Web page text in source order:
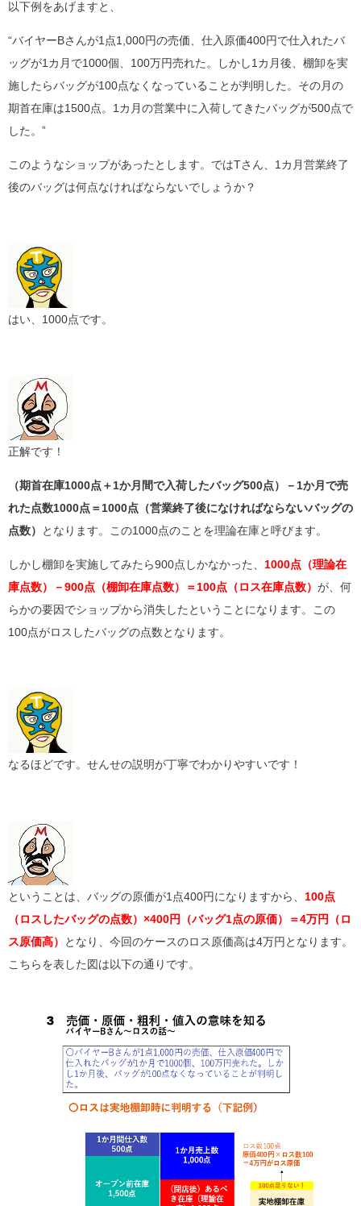
以下例をあげますと、
“バイヤーBさんが1点1,000円の売価、仕入原価400円で仕入れたバ
ッグが1カ月で1000個、100万円売れた。しかし1カ月後、棚卸を実
施したらバッグが100点なくなっていることが判明した。その月の
期首在庫は1500点。1カ月の営業中に入荷してきたバッグが500点で
した。”
このようなショップがあったとします。ではTさん、1カ月営業終了
後のバッグは何点なければならないでしょうか？
はい、1000点です。
正解です！
（期首在庫1000点＋1か月間で入荷したバッグ500点）－1か月で売
れた点数1000点＝1000点（営業終了後になければならないバッグの
点数）
となります。この1000点のことを理論在庫と呼びます。
しかし棚卸を実施してみたら900点しかなかった、 1000点（理論在
庫点数）－900点（棚卸在庫点数）＝100点（ロス在庫点数） が、何
らかの要因でショップから消失したということになります。この
100点がロスしたバッグの点数となります。
なるほどです。せんせの説明が丁寧でわかりやすいです！
ということは、バッグの原価が1点400円になりますから、 100点
（ロスしたバッグの点数）×400円（バッグ1点の原価）＝4万円（ロ
ス原価高）
となり、今回のケースのロス原価高は4万円となります。
こちらを表した図は以下の通りです。